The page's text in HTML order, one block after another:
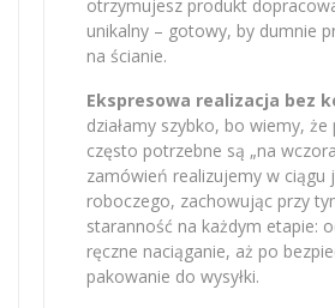
otrzymujesz produkt
unikalny – gotowy, by dumnie
na ścianie.
Ekspresowa realizacja bez
działamy szybko, bo wiemy, że
często potrzebne są „na
zamówień realizujemy w ciągu
roboczego, zachowując przy
staranność na każdym etapie:
ręczne naciąganie, aż po
pakowanie do wysyłki.